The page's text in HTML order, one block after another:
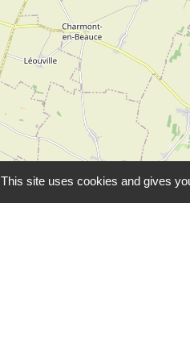
This site uses cookies and gives